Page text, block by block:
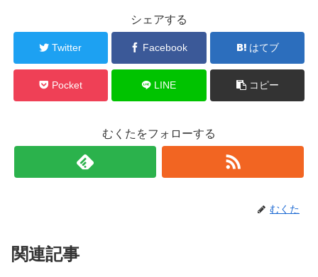
シェアする
Twitter Facebook はてブ
Pocket LINE コピー
むくたをフォローする
むくた
関連記事